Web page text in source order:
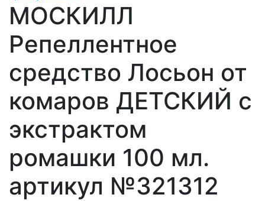
МОСКИЛЛ
Репеллентное
средство Лосьон от
комаров ДЕТСКИЙ с
экстрактом
ромашки 100 мл.
артикул №321312